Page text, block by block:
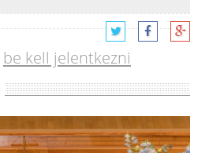
be kell jelentkezni